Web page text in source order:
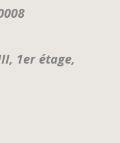
1er étage,